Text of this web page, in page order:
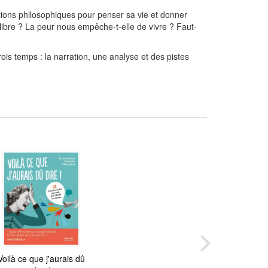
philosophiques pour penser sa vie et donner
? La peur nous empêche-t-elle de vivre ? Faut-
temps : la narration, une analyse et des pistes
l'instant présent
ce que j'aurais dû